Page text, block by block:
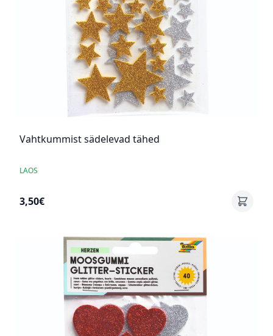
Vahtkummist sädelevad tähed
LAOS
3,50€